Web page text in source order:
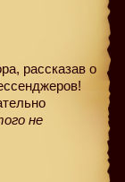
рассказав о
не